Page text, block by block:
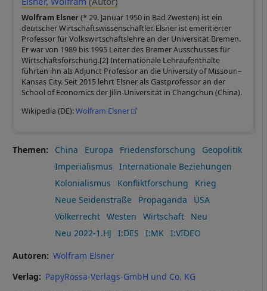
Wolfram Elsner(* 29. Januar 1950 in Bad Zwesten) ist ein
deutscher Wirtschaftswissenschaftler. Elsner ist emeritierter
Professor für Volkswirtschaftslehre an der Universität Bremen.
Er war von 1989 bis 1995 Leiter des Bremer Ausschusses für
Wirtschaftsforschung.[2] Internationale Lehraufenthalte
führten ihn als Adjunct Professor an die University of Missouri–
Kansas City. Seit 2015 lehrt Elsner als Gastprofessor an der
School of Economics der Jilin-Universität in Changchun (China).
Wikipedia (DE):Wolfram Elsner
Themen China Europa Friedensforschung
Geopolitik
Imperialismus
Internationale Beziehungen
Kolonialismus
Konfliktforschung
Krieg
Neue Seidenstraße
Propaganda
USA
Völkerrecht
Westen Wirtschaft
Neu
Neu 2022-1.HJ
I:DES I:MK I:VIDEO
Autoren
Wolfram Elsner
Verlag
PapyRossa-Verlags-GmbH und Co. KG